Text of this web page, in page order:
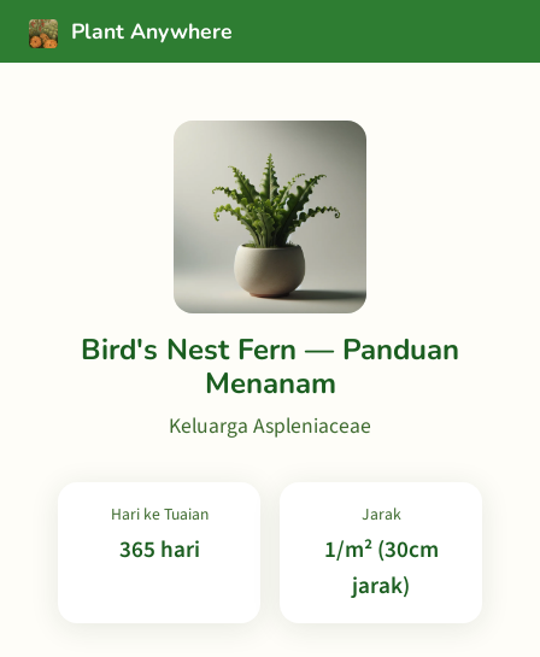
Plant Anywhere
Bird's Nest Fern — Panduan
Menanam
Keluarga Aspleniaceae
Hari ke Tuaian
365 hari
Jarak
1/m² (30cm
jarak)